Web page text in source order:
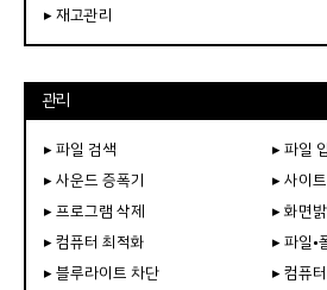
▸ 재고관리
관리
▸ 파일 검색
▸ 파일
▸ 사운드 증폭기
▸ 사이
▸ 프로그램 삭제
▸ 화면
▸ 컴퓨터 최적화
▸ 파일•
▸ 블루라이트 차단
▸ 컴퓨